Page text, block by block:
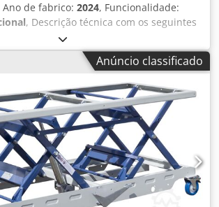
Ano de fabrico: 2024, Funcionalidade:
, Descrição técnica com os seguintes
Capacidade de carga 1000 kg de carga
curso útil 775mm altura total 85 mm
Comprimento da plataforma 1450 mm
1140 mm Material chapa metálica
Insvskr Tempo de elevação de cerca de
curso útil completo Baixar o tempo
Ligação eléctrica 3 x 400 V/ 50 Hz +
com ficha CEE de 16 A e cabo de 4
Pintado azul-acinzentado RAL 7031
independente Caixa de controlo
de homem morto incl. 2 m de cabo Peso
Versão standard: As mesas elevatórias
Anúncio classificado